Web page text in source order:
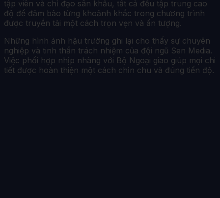
tập viên và chỉ đạo sân khấu, tất cả đều tập trung cao
độ để đảm bảo từng khoảnh khắc trong chương trình
được truyền tải một cách trọn vẹn và ấn tượng.
Những hình ảnh hậu trường ghi lại cho thấy sự chuyên
nghiệp và tinh thần trách nhiệm của đội ngũ Sen Media.
Việc phối hợp nhịp nhàng với Bộ Ngoại giao giúp mọi chi
tiết được hoàn thiện một cách chỉn chu và đúng tiến độ.